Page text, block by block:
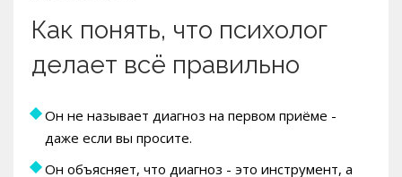
Как понять, что психолог
делает всё правильно
Он не называет диагноз на первом приёме -
даже если вы просите.
Он объясняет, что диагноз - это инструмент, а